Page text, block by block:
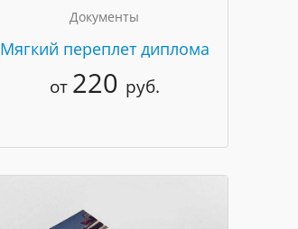
Документы
Мягкий переплет диплома
от 220 руб.